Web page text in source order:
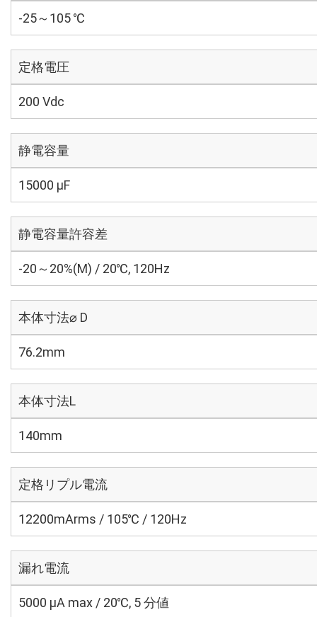
-25～105 ℃
定格電圧
200 Vdc
静電容量
15000 µF
静電容量許容差
-20～20%(M) / 20℃, 120Hz
本体寸法⌀ D
76.2mm
本体寸法L
140mm
定格リプル電流
12200mArms / 105℃ / 120Hz
漏れ電流
5000 μA max / 20℃, 5 分値